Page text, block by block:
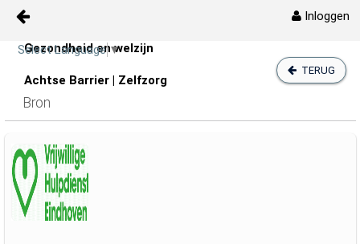
Naar content
Inloggen
Gezondheid en welzijn
Achtse Barrier | Zelfzorg
TERUG
Bron
Select Language▼